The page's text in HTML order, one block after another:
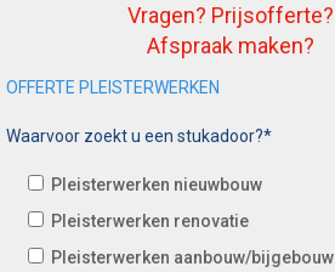
Vragen? Prijsofferte?
Afspraak maken?
OFFERTE PLEISTERWERKEN
Waarvoor zoekt u een stukadoor?*
Pleisterwerken nieuwbouw
Pleisterwerken renovatie
Pleisterwerken aanbouw/bijgebouw